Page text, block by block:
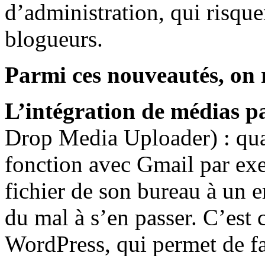
d’administration, qui
blogueurs.
Parmi ces nouveautés,
L’intégration de médias
Drop Media Uploader) :
fonction avec Gmail par
fichier de son bureau à un
du mal à s’en passer.
WordPress, qui permet de